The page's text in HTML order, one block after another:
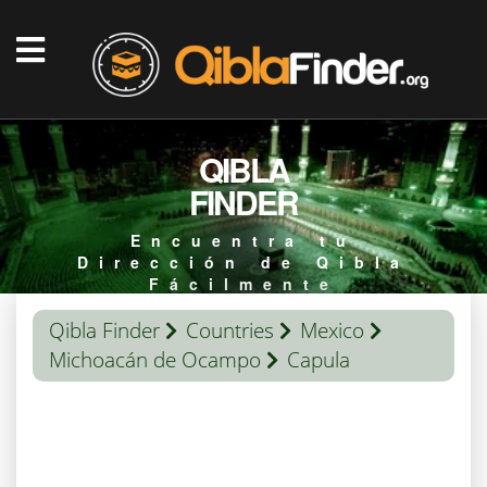
QIBLA
FINDER
Encuentra tu
Dirección de Qibla
Fácilmente
Qibla Finder Countries
Mexico
Michoacán de Ocampo
Capula